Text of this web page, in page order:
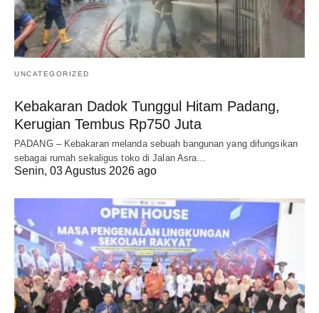
UNCATEGORIZED
Kebakaran Dadok Tunggul Hitam Padang,
Kerugian Tembus Rp750 Juta
PADANG – Kebakaran melanda sebuah bangunan yang difungsikan
sebagai rumah sekaligus toko di Jalan Asra…
Senin, 03 Agustus 2026 ago